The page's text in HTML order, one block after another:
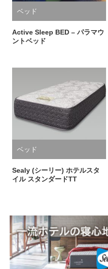
ベッド
Active Sleep BED – パラマウ
ントベッド
ベッド
Sealy (シーリー) ホテルスタ
イル スタンダードTT